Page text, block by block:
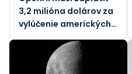
3,2 milióna dolárov za
vylúčenie amerických
pracovníkov